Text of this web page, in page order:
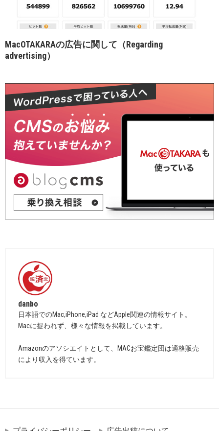
MacOTAKARAの広告に関して（Regarding
advertising）
danbo
日本語でのMac,iPhone,iPad などApple関連の情報サイト。
Macに捉われず、様々な情報を掲載しています。
Amazonのアソシエイトとして、MACお宝鑑定団は適格販売
により収入を得ています。